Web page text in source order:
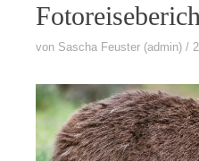
von Sascha Feuster (admin)